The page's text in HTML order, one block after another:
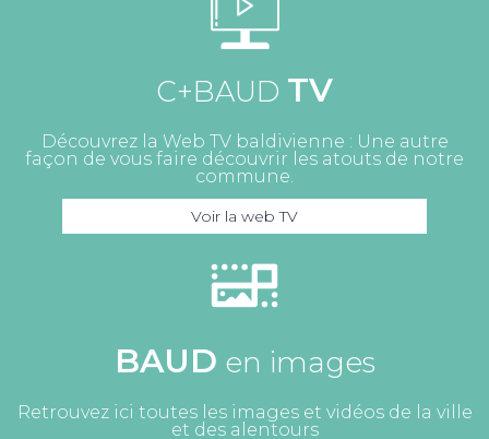
C+BAUD TV
Découvrez la Web TV baldivienne : Une autre
façon de vous faire découvrir les atouts de notre
commune.
Voir la web TV
BAUD en images
Retrouvez ici toutes les images et vidéos de la ville
et des alentours